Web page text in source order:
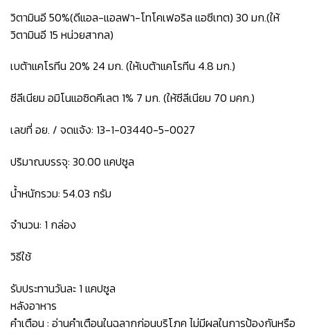
วิตามินอี 50%(ดีแอล-แอลฟา-โทโคเฟอริล แอซีเทต) 30 มก.(ให้
วิตามินอี 15 หน่วยสากล)
เบต้าแคโรทีน 20% 24 มก. (ให้เบต้าแคโรทีน 4.8 มก.)
ซีลีเนียม อมิโนแอซิดคีเลต 1% 7 มก. (ให้ซีลีเนียม 70 มคก.)
เลขที่ อย. / จดแจ้ง: 13-1-03440-5-0027
ปริมาณบรรจุ: 30.00 แคปซูล
น้ำหนักรวม: 54.03 กรัม
จำนวน: 1 กล่อง
วิธีใช้
รับประทานวันละ 1 แคปซูล
หลังอาหาร
คำเตือน : อ่านคำเตือนในฉลากก่อนบริโภค ไม่มีผลในการป้องกันหรือ